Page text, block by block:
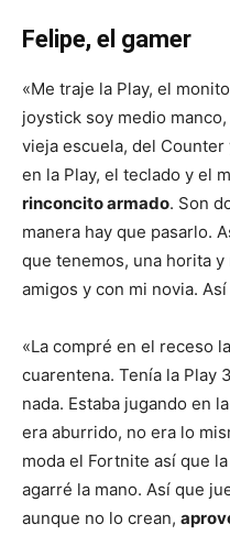
Felipe, el gamer
«Me traje la Play, el
joystick soy medio
vieja escuela, del Counter
en la Play, el teclado y el
rinconcito armado. Son
manera hay que pasarlo.
que tenemos, una horita
amigos y con mi novia.
«La compré en el receso
cuarentena. Tenía la Play
nada. Estaba jugando en
era aburrido, no era lo
moda el Fortnite así que
agarré la mano. Así que
aunque no lo crean,